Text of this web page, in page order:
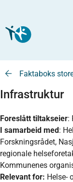
Faktaboks
Infrastruktur
Foreslått tiltakseier:
I samarbeid med:
Forskningsrådet,
regionale
Kommunenes
Relevant for: Helse-